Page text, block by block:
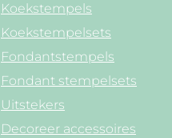
Koekstempels
Koekstempelsets
Fondantstempels
Fondant stempelsets
Uitstekers
Decoreer accessoires